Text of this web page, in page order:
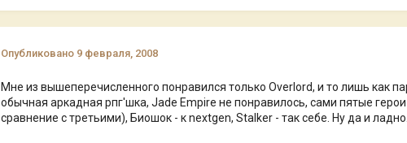
Опубликовано 9 февраля, 2008
Мне из вышеперечисленного понравился только Overlord, и то лишь как
обычная аркадная рпг'шка, Jade Empire не понравилось, сами пятые
сравнение с третьими), Биошок - к nextgen, Stalker - так себе. Ну да и